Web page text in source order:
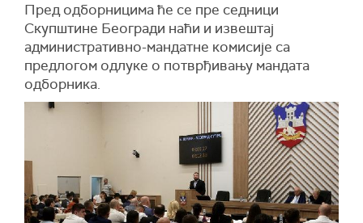
Пред одборницима ће се пре седници
Скупштине Београди наћи и извештај
административно-мандатне комисије са
предлогом одлуке о потврђивању мандата
одборника.